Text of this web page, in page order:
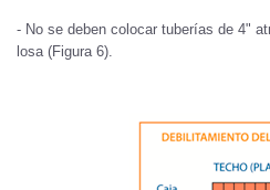
- No se deben colocar tuberías de 4"
losa (Figura 6).